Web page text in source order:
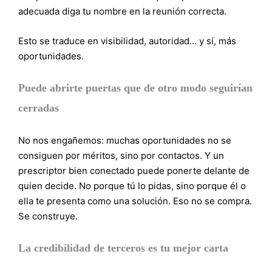
adecuada diga tu nombre en la reunión correcta.
Esto se traduce en visibilidad, autoridad… y sí, más
oportunidades.
Puede abrirte puertas que de otro modo seguirían
cerradas
No nos engañemos: muchas oportunidades no se
consiguen por méritos, sino por contactos. Y un
prescriptor bien conectado puede ponerte delante de
quien decide. No porque tú lo pidas, sino porque él o
ella te presenta como una solución. Eso no se compra.
Se construye.
La credibilidad de terceros es tu mejor carta